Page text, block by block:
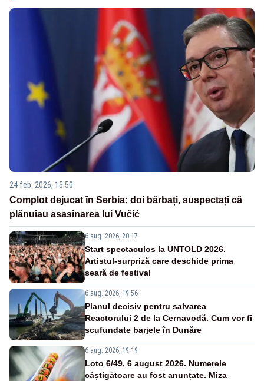
24 feb. 2026, 15:50
Complot dejucat în Serbia: doi bărbați, suspectați că
plănuiau asasinarea lui Vučić
6 aug. 2026, 20:17
Start spectaculos la UNTOLD 2026.
Artistul-surpriză care deschide prima
seară de festival
6 aug. 2026, 19:56
Planul decisiv pentru salvarea
Reactorului 2 de la Cernavodă. Cum vor fi
scufundate barjele în Dunăre
6 aug. 2026, 19:19
Loto 6/49, 6 august 2026. Numerele
câștigătoare au fost anunțate. Miza